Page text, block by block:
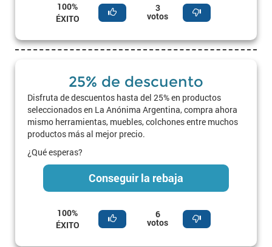
100%
ÉXITO
3
votos
25% de descuento
Disfruta de descuentos hasta del 25% en productos
seleccionados en La Anónima Argentina, compra ahora
mismo herramientas, muebles, colchones entre muchos
productos más al mejor precio.
¿Qué esperas?
Conseguir la rebaja
100%
ÉXITO
6
votos